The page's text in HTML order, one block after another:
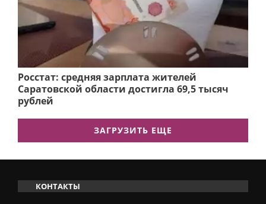
Росстат: средняя зарплата жителей
Саратовской области достигла 69,5 тысяч
рублей
ЗАГРУЗИТЬ ЕЩЕ
КОНТАКТЫ